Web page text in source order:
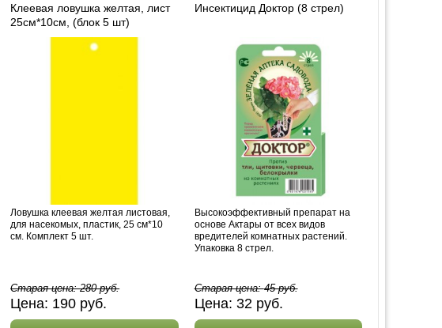
Клеевая ловушка желтая, лист
25см*10см, (блок 5 шт)
Ловушка клеевая желтая листовая,
для насекомых, пластик, 25 см*10
см. Комплект 5 шт.
Старая цена:280руб.
Цена: 190 руб.
Инсектицид Доктор (8 стрел)
Высокоэффективный препарат на
основе Актары от всех видов
вредителей комнатных растений.
Упаковка 8 стрел.
Старая цена:45руб.
Цена: 32руб.